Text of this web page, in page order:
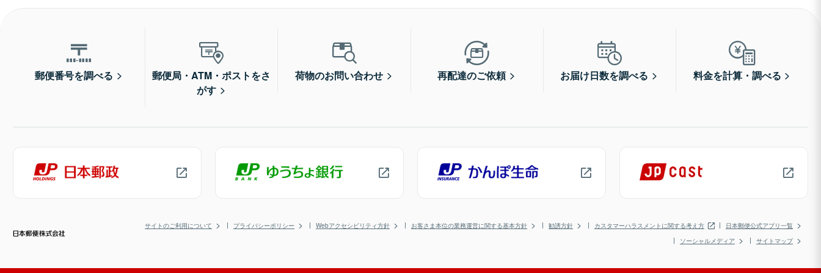
郵便番号を調べる
郵便局・ATM・ポストをさ
がす
荷物のお問い合わせ 再配達のご依頼 お届け日数を調べる 料金を計算・調べる
サイトのご利用について プライバシーポリシー Webアクセシビリティ方針 お客さま本位の業務運営に関する基本方針 勧誘方針 カスタマーハラスメントに関する考え方
日本郵便公式アプリ一覧
ソーシャルメディア
サイトマップ